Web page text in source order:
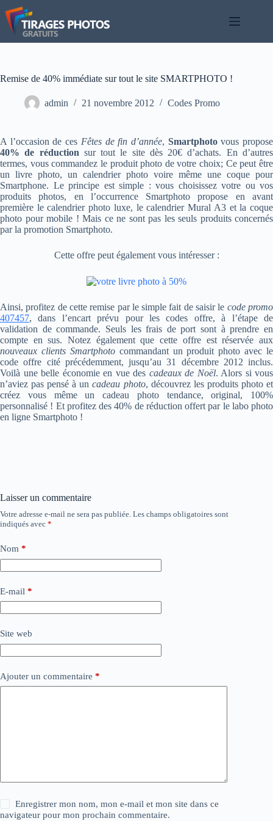
Passer
au
contenu
Remise de 40% immédiate sur tout le site SMARTPHOTO !
admin 21 novembre 2012 Codes Promo
A l’occasion de ces Fêtes de fin d’année, Smartphotovous propose
40% de réduction sur tout le site dès 20€ d’achats. En d’autres
termes, vous commandez le produit photo de votre choix; Ce peut être
un livre photo, un calendrier photo voire même une coque pour
Smartphone. Le principe est simple : vous choisissez votre ou vos
produits photos, en l’occurrence Smartphoto propose en avant
première le calendrier photo luxe, le calendrier Mural A3 et la coque
photo pour mobile ! Mais ce ne sont pas les seuls produits concernés
par la promotion Smartphoto.
Cette offre peut également vous intéresser :
Ainsi, profitez de cette remise par le simple fait de saisir le code promo
407457, dans l’encart prévu pour les codes offre, à l’étape de
validation de commande. Seuls les frais de port sont à prendre en
compte en sus. Notez également que cette offre est réservée aux
nouveaux clients Smartphotocommandant un produit photo avec le
code offre cité précédemment, jusqu’au 31 décembre 2012 inclus.
Voilà une belle économie en vue des cadeaux de Noël. Alors si vous
n’aviez pas pensé à uncadeau photo, découvrez les produits photo et
créez vous même un cadeau photo tendance, original, 100%
personnalisé ! Et profitez des 40% de réduction offert par le labo photo
en ligne Smartphoto !
Laisser un commentaire
Votre adresse e-mail ne sera pas publiée. Les champs obligatoires sont
indiqués avec *
Nom *
E-mail *
Site web
Ajouter un commentaire *
Enregistrer mon nom, mon e-mail et mon site dans ce
navigateur pour mon prochain commentaire.